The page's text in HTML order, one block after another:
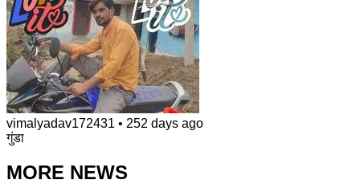
vimalyadav172431 • 252 days ago
गुंडा
MORE NEWS